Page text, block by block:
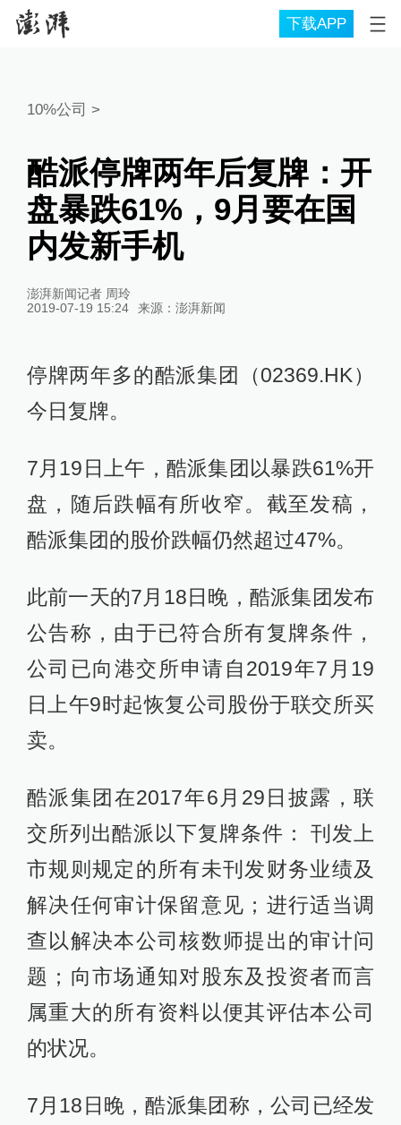
下载APP
10%公司 >
酷派停牌两年后复牌：开
盘暴跌61%，9月要在国
内发新手机
澎湃新闻记者 周玲
2019-07-19 15:24
来源： 澎湃新闻
停牌两年多的酷派集团（02369.HK）
今日复牌。
7月19日上午，酷派集团以暴跌61%开
盘，随后跌幅有所收窄。截至发稿，
酷派集团的股价跌幅仍然超过47%。
此前一天的7月18日晚，酷派集团发布
公告称，由于已符合所有复牌条件，
公司已向港交所申请自2019年7月19
日上午9时起恢复公司股份于联交所买
卖。
酷派集团在2017年6月29日披露，联
交所列出酷派以下复牌条件： 刊发上
市规则规定的所有未刊发财务业绩及
解决任何审计保留意见；进行适当调
查以解决本公司核数师提出的审计问
题；向市场通知对股东及投资者而言
属重大的所有资料以便其评估本公司
的状况。
7月18日晚，酷派集团称，公司已经发